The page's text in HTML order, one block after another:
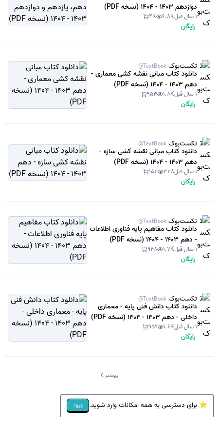
دوازدهم 1403 - 1404 (نسخه PDF)
1 سال قبل 6.8K
4K
رایگان
تکست‌بوک @TextBook
دانلود کتاب مبانی نقشه کشی معماری -
دهم 1403 - 1404 (نسخه PDF)
1 سال قبل 1.8K
953
رایگان
تکست‌بوک @TextBook
دانلود کتاب مبانی نقشه کشی سازه -
دهم 1403 - 1404 (نسخه PDF)
1 سال قبل 328
152
رایگان
تکست‌بوک @TextBook
دانلود کتاب مفاهیم پایه فناوری اطلاعات
- دهم 1403 - 1404 (نسخه PDF)
1 سال قبل 1.7K
948
رایگان
تکست‌بوک @TextBook
دانلود کتاب دانش فنی پایه - معماری
داخلی - دهم 1403 - 1404 (نسخه PDF)
1 سال قبل 1.6K
959
رایگان
بیشتر
⭐ برای دسترسی به همه امکانات وارد شوید. ورود